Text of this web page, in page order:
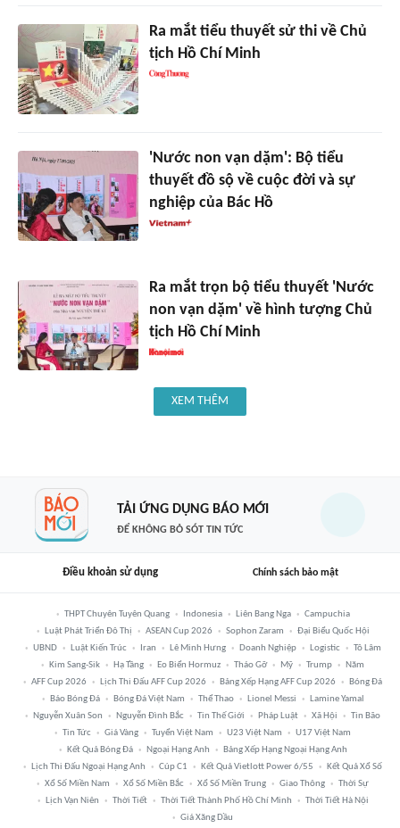
Ra mắt tiểu thuyết sử thi về Chủ
tịch Hồ Chí Minh
'Nước non vạn dặm': Bộ tiểu
thuyết đồ sộ về cuộc đời và sự
nghiệp của Bác Hồ
Ra mắt trọn bộ tiểu thuyết 'Nước
non vạn dặm' về hình tượng Chủ
tịch Hồ Chí Minh
XEM THÊM
TẢI ỨNG DỤNG BÁO MỚI
ĐỂ KHÔNG BỎ SÓT TIN TỨC
Điều khoản sử dụng Chính sách bảo mật
THPT Chuyên Tuyên Quang Indonesia Liên Bang Nga
Campuchia
Luật Phát Triển Đô Thị
ASEAN Cup 2026 Sophon Zaram
Đại Biểu Quốc Hội
UBND
Luật Kiến Trúc Iran Lê Minh Hưng Doanh Nghiệp Logistic
Tô Lâm
Kim Sang-Sik
Hạ Tầng Eo Biển Hormuz Tháo Gỡ Mỹ Trump
Năm
AFF Cup 2026
Lịch Thi Đấu AFF Cup 2026 Bảng Xếp Hạng AFF Cup 2026
Bóng Đá
Báo Bóng Đá
Bóng Đá Việt Nam Thể Thao Lionel Messi
Lamine Yamal
Nguyễn Xuân Son
Nguyễn Đình Bắc Tin Thế Giới Pháp Luật Xã Hội
Tin Bão
Tin Tức
Giá Vàng Tuyển Việt Nam U23 Việt Nam
U17 Việt Nam
Kết Quả Bóng Đá
Ngoại Hạng Anh
Bảng Xếp Hạng Ngoại Hạng Anh
Lịch Thi Đấu Ngoại Hạng Anh
Cúp C1 Kết Quả Vietlott Power 6/55
Kết Quả Xổ Số
Xổ Số Miền Nam
Xổ Số Miền Bắc Xổ Số Miền Trung Giao Thông
Thời Sự
Lịch Vạn Niên
Thời Tiết Thời Tiết Thành Phố Hồ Chí Minh
Thời Tiết Hà Nội
Giá Xăng Dầu